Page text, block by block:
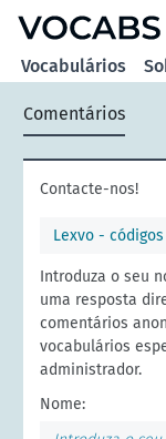
Vocabulários
Comentários
Contacte-nos!
Lexvo -
Introduza o seu
uma resposta
comentários
vocabulários
administrador.
Nome: